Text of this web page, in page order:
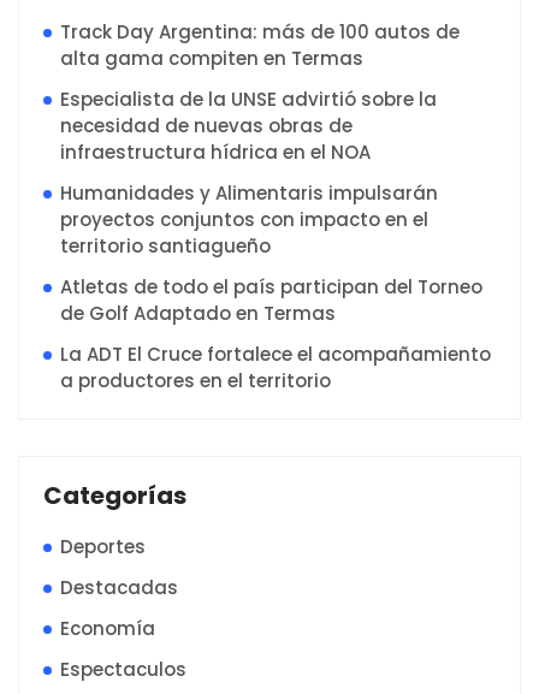
Track Day Argentina: más de 100 autos de
alta gama compiten en Termas
Especialista de la UNSE advirtió sobre la
necesidad de nuevas obras de
infraestructura hídrica en el NOA
Humanidades y Alimentaris impulsarán
proyectos conjuntos con impacto en el
territorio santiagueño
Atletas de todo el país participan del Torneo
de Golf Adaptado en Termas
La ADT El Cruce fortalece el acompañamiento
a productores en el territorio
Categorías
Deportes
Destacadas
Economía
Espectaculos